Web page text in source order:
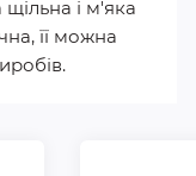
і м'яка
її можна